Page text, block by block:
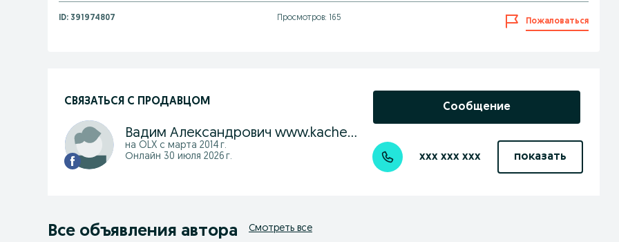
ID: 391974807 Просмотров: 165 Пожаловаться
СВЯЗАТЬСЯ С ПРОДАВЦОМ
Вадим Александрович www.kachestvo.kz
на OLX с марта 2014 г.
Онлайн 30 июля 2026 г.
Сообщение
xxx xxx xxx показать
Все объявления автора Смотреть все